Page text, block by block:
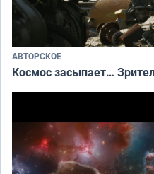
АВТОРСКОЕ
Космос засыпает…